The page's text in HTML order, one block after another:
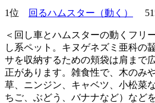
1位 回るハムスター（動く）
＜回し車とハムスターの動くフリ
し系ペット。キヌゲネズミ亜科の
サを収納するための頬袋は肩まで
正があります。雑食性で、木のみ
草、ニンジン、キャベツ、小松菜
ちご、ぶどう、バナナなど）など